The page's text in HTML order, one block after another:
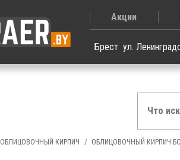
Акции
Брест ул.
ОБЛИЦОВОЧНЫЙ КИРПИЧ ОБЛИЦОВОЧНЫЙ КИРПИЧ